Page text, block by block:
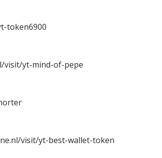
token6900
visit/yt-mind-of-pepe
visit/yt-best-wallet-token